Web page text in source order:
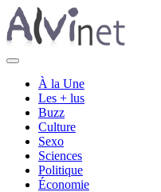
À la Une
Les + lus
Buzz
Culture
Sexo
Sciences
Politique
Économie